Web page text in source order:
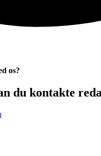
os?
du kontakte